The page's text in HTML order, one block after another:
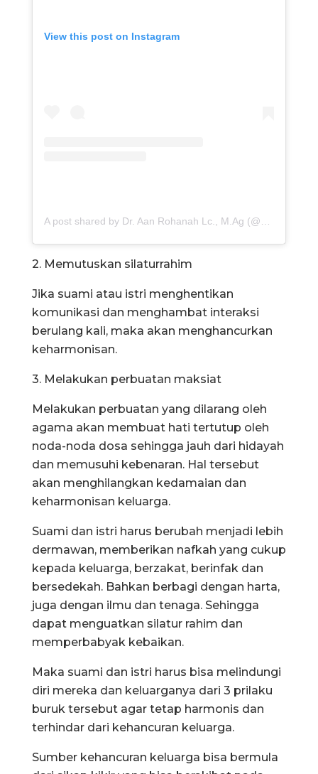
View this post on Instagram
2. Memutuskan silaturrahim
Jika suami atau istri menghentikan
komunikasi dan menghambat interaksi
berulang kali, maka akan menghancurkan
keharmonisan.
3. Melakukan perbuatan maksiat
Melakukan perbuatan yang dilarang oleh
agama akan membuat hati tertutup oleh
noda-noda dosa sehingga jauh dari hidayah
dan memusuhi kebenaran. Hal tersebut
akan menghilangkan kedamaian dan
keharmonisan keluarga.
Suami dan istri harus berubah menjadi lebih
dermawan, memberikan nafkah yang cukup
kepada keluarga, berzakat, berinfak dan
bersedekah. Bahkan berbagi dengan harta,
juga dengan ilmu dan tenaga. Sehingga
dapat menguatkan silatur rahim dan
memperbabyak kebaikan.
Maka suami dan istri harus bisa melindungi
diri mereka dan keluarganya dari 3 prilaku
buruk tersebut agar tetap harmonis dan
terhindar dari kehancuran keluarga.
Sumber kehancuran keluarga bisa bermula